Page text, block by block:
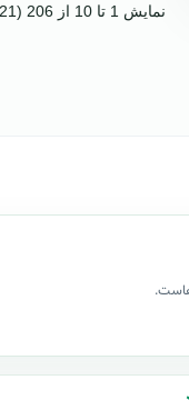
نمایش 1 تا 10 از 206 (21 صفحه)